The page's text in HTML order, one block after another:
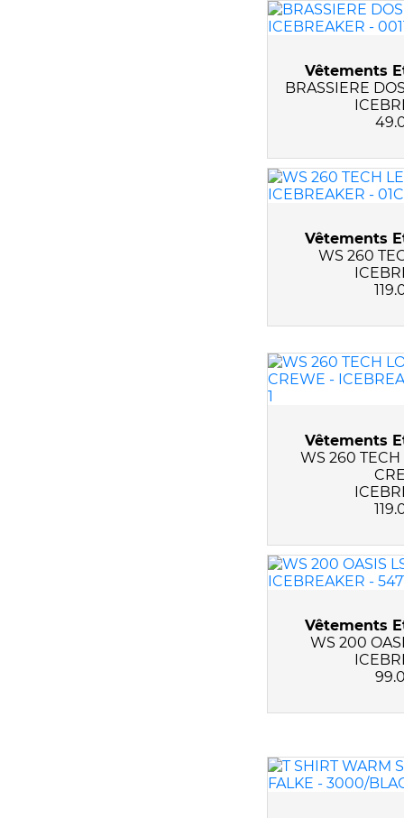
Vêtements
BRASSIERE
Vêtements
WS 260
Vêtements
WS 260 TECH
Vêtements
WS 200